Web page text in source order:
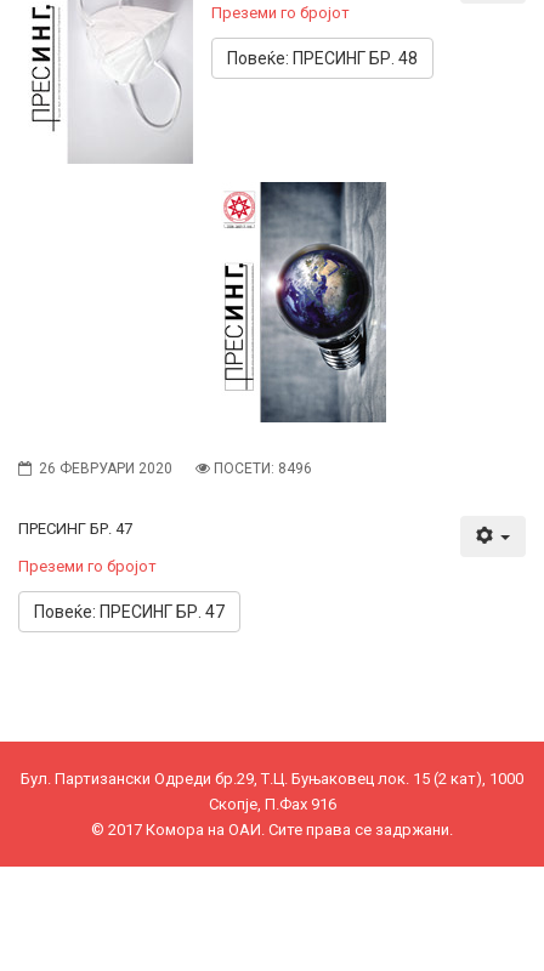
Преземи го бројот
Повеќе: ПРЕСИНГ БР. 48
26 ФЕВРУАРИ 2020 ПОСЕТИ: 8496
ПРЕСИНГ БР. 47
Преземи го бројот
Повеќе: ПРЕСИНГ БР. 47
Бул. Партизански Одреди бр.29, Т.Ц. Буњаковец лок. 15 (2 кат), 1000
Скопје, П.Фах 916
© 2017 Комора на ОАИ. Сите права се задржани.